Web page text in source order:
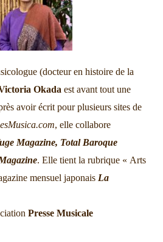
(docteur en histoire de la
Okada est avant tout une
avoir écrit pour plusieurs sites de
, elle collabore
Magazine, Total Baroque
. Elle tient la rubrique « Arts
mensuel japonais La
Presse Musicale